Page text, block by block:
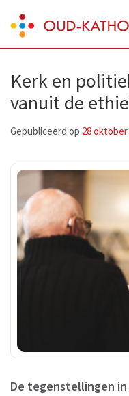
to
content
Enter)
Oud-
Kerk en
vanuit de
Gepubliceerd op 28 oktober
De tegenstellingen